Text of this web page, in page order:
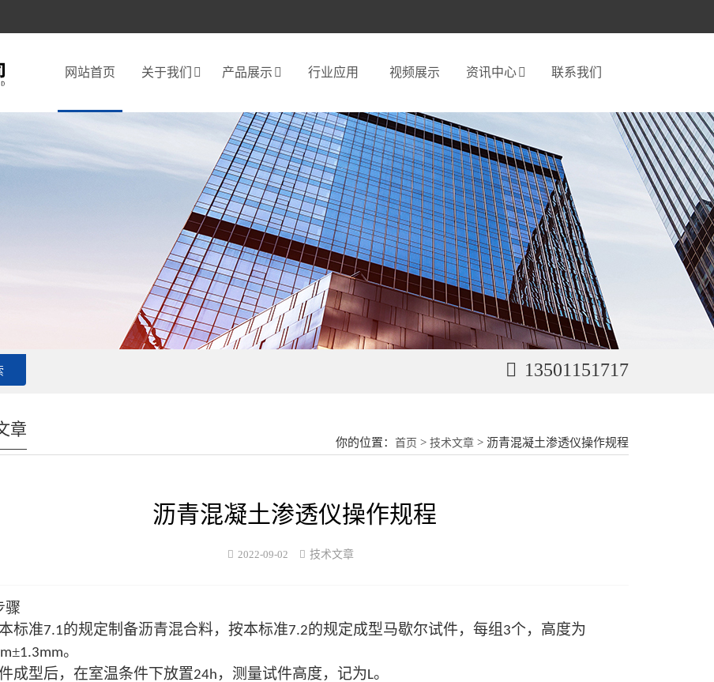
网站首页 关于我们 产品展示 行业应用 视频展示 资讯中心 联系我们
13501151717
你的位置：首页 >技术文章 > 沥青混凝土渗透仪操作规程
章
沥青混凝土渗透仪操作规程
2022-09-02 技术文章
骤
标准7.1的规定制备沥青混合料，按本标准7.2的规定成型马歇尔试件，每组3个，高度为
±1.3mm。
成型后，在室温条件下放置24h ，测量试件高度，记为L。